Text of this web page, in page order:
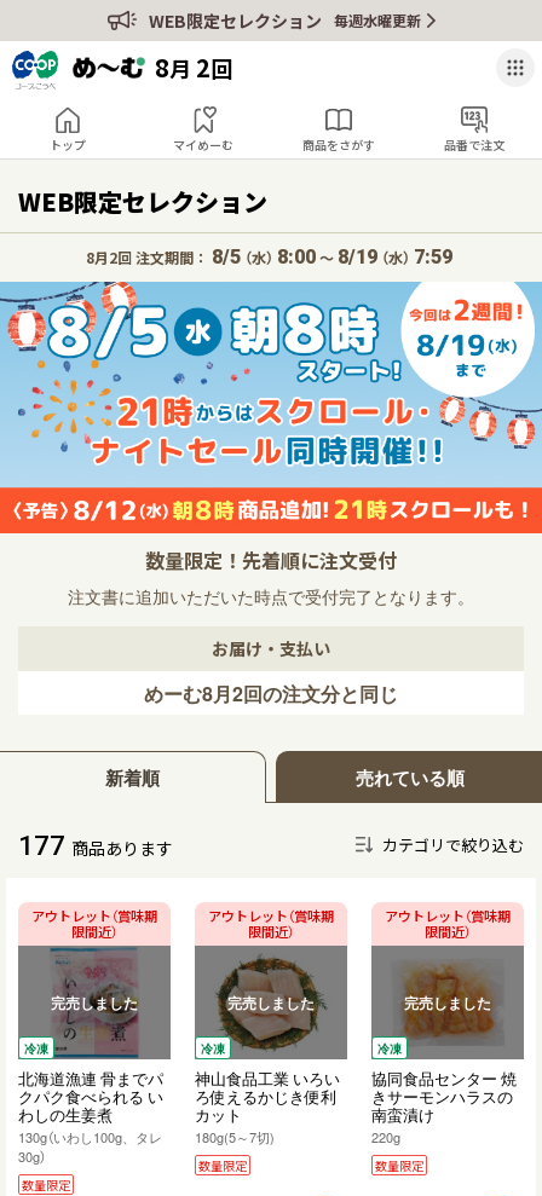
WEB限定セレクション 毎週水曜更新
8月 2回
トップ マイめーむ 商品をさがす 品番で注文
WEB限定セレクション
8月2回 注文期間： 8/5 （水） 8:00〜 8/19 （水） 7:59
数量限定！先着順に注文受付
注文書に追加いただいた時点で受付完了となります。
お届け・支払い
めーむ8月2回の注文分と同じ
新着順 売れている順
177 商品あります カテゴリで絞り込む
アウトレット（賞味期
限間近）
完売しました
冷凍
北海道漁連 骨までパ
クパク食べられる い
わしの生姜煮
130g（いわし100g、タレ
30g）
数量限定
アウトレット（賞味期
限間近）
完売しました
冷凍
神山食品工業 いろい
ろ使えるかじき便利
カット
180g(5～7切)
数量限定
アウトレット（賞味期
限間近）
完売しました
冷凍
協同食品センター 焼
きサーモンハラスの
南蛮漬け
220g
数量限定